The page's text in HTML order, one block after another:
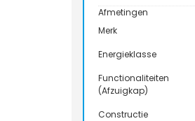
Afmetingen
Merk
Energieklasse
Functionaliteiten
(Afzuigkap)
Constructie